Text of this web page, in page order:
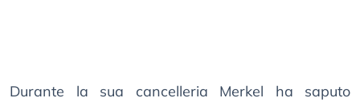
Durante la sua cancelleria Merkel ha saputo